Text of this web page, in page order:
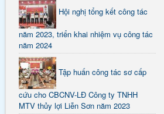
Hội nghị tổng kết công tác
năm 2023, triển khai nhiệm vụ công tác
năm 2024
Tập huấn công tác sơ cấp
cứu cho CBCNV-LĐ Công ty TNHH
MTV thủy lợi Liễn Sơn năm 2023